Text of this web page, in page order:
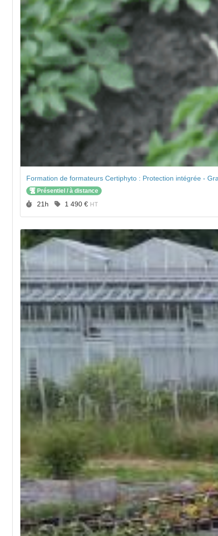
Formation de formateurs Certiphyto : Protection intégrée -
Présentiel / à distance
Durée :
21h Prix :
1 490 € HT